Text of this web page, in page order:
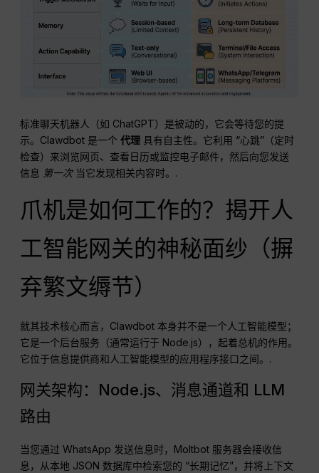
标准聊天机器人（如 ChatGPT）是被动的，它会等待您的提
示。Clawdbot 是一个代理 具有自主性。它利用 “心跳”（定时
检查）来浏览网页、查看日历或监控电子邮件，然后向您发送
信息 第一次当它发现相关内容时。.
爪机是如何工作的？揭开人
工智能网关的神秘面纱（摒
弃繁文缛节）
就其技术核心而言，Clawdbot 本身并不是一个人工智能模型；
它是一个后台服务（通常运行于 Node.js），起着总机的作用。
它位于信息提供商和人工智能模型的应用程序接口之间。.
网关架构：Node.js、消息通道和 LLM
路由
当您通过 WhatsApp 发送信息时，Moltbot 服务器会接收信
息，从本地 JSON 数据库中检索您的 “长期记忆”，并将上下文